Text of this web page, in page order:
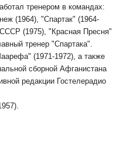
тренером в командах:
(1964), "Спартак" (1964-
(1975), "Красная Пресня"
тренер "Спартака".
(1971-1972), а также
сборной Афганистана
редакции Гостелерадио